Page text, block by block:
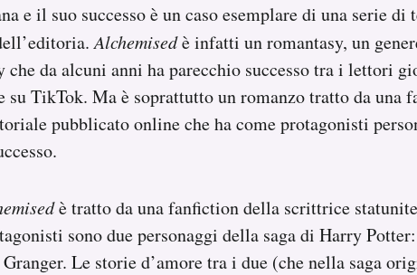
e il suo successo è un caso esemplare di una serie di
Alchemisedè infatti un romantasy, un
che da alcuni anni ha parecchio successo tra i lettori
su TikTok. Ma è soprattutto un romanzo tratto da una
pubblicato online che ha come protagonisti
è tratto da una fanfiction della scrittrice
sono due personaggi della saga di Harry
Le storie d’amore tra i due (che nella saga